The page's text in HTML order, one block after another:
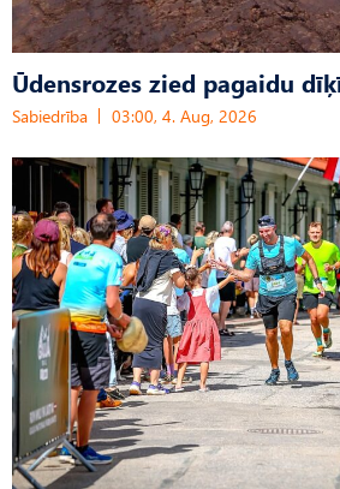
Ūdensrozes zied pagaidu
Sabiedrība 03:00, 4. Aug, 2026